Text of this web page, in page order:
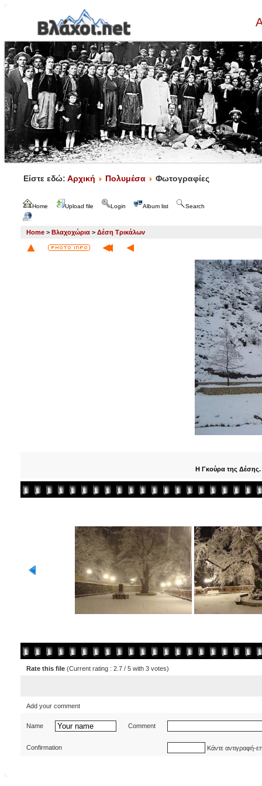
Είστε εδώ: Αρχική Πολυμέσα Φωτογραφίες
Home Upload file Login Album list Search
Home > Βλαχοχώρια > Δέση Τρικάλων
Η Γκούρα της Δέσης.
Rate this file (Current rating : 2.7 / 5 with 3 votes)
Add your comment
Name Comment
Confirmation Κάντε αντιγραφή-